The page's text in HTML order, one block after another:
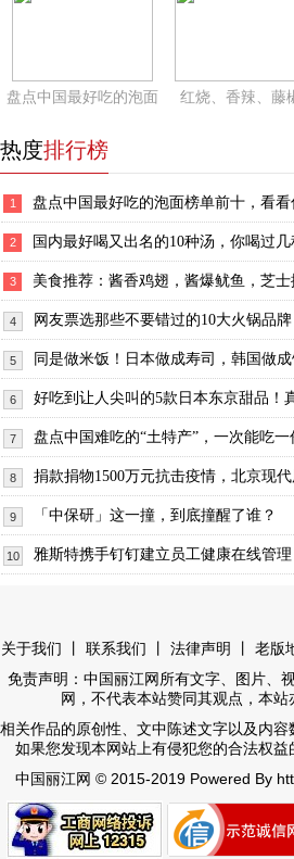
盘点中国最好吃的泡面 红烧、香辣、藤
热度排行榜
1 盘点中国最好吃的泡面榜单前十，看
2 国内最好喝又出名的10种汤，你喝过
3 美食推荐：酱香鸡翅，酱爆鱿鱼，芝士
4 网友票选那些不要错过的10大火锅品牌
5 同是做米饭！日本做成寿司，韩国做成
6 好吃到让人尖叫的5款日本东京甜品！
7 盘点中国难吃的“土特产”，一次能吃一
8 捐款捐物1500万元抗击疫情，北京现代
9 「中保研」这一撞，到底撞醒了谁？
10 雅斯特携手钉钉建立员工健康在线管理
关于我们 联系我们 法律声明 老版
免责声明：中国丽江网所有文字、图片、
网，不代表本站赞同其观点，本站
相关作品的原创性、文中陈述文字以及内容
如果您发现本网站上有侵犯您的合法权益
中国丽江网 © 2015-2019 Powered By